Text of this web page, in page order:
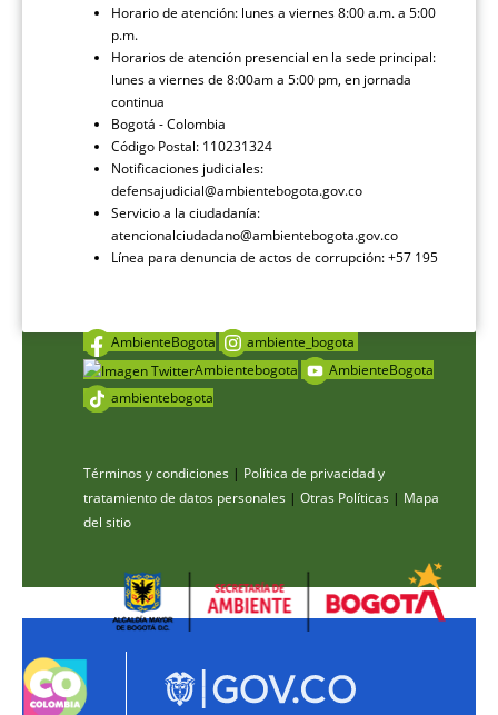
Horario de atención: lunes a viernes 8:00 a.m. a 5:00
p.m.
Horarios de atención presencial en la sede principal:
lunes a viernes de 8:00am a 5:00 pm, en jornada
continua
Bogotá - Colombia
Código Postal: 110231324
Notificaciones judiciales:
defensajudicial@ambientebogota.gov.co
Servicio a la ciudadanía:
atencionalciudadano@ambientebogota.gov.co
Línea para denuncia de actos de corrupción: +57 195
AmbienteBogota
ambiente_bogota
Ambientebogota
AmbienteBogota
ambientebogota
Términos y condiciones | Política de privacidad y
tratamiento de datos personales | Otras Políticas | Mapa
del sitio